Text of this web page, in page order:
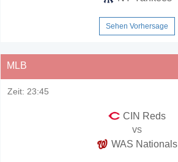
Sehen Vorhersage
MLB
Zeit: 23:45
CIN Reds
vs
WAS Nationals